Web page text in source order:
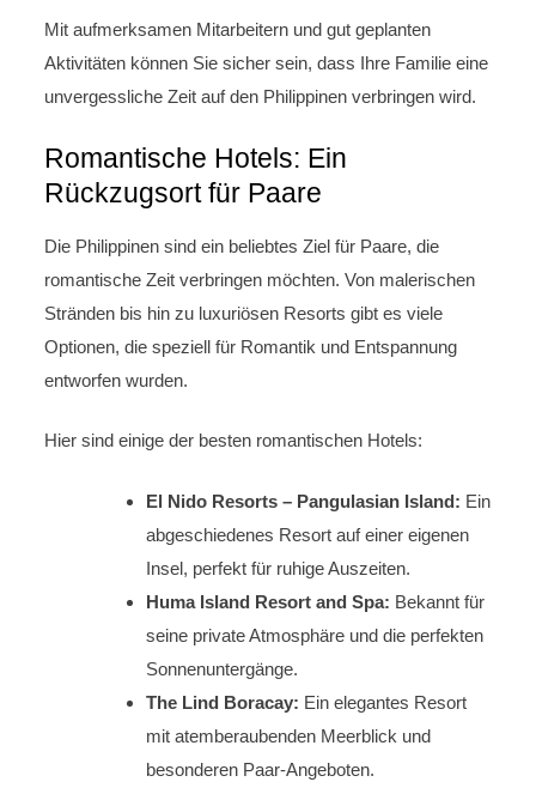
Mit aufmerksamen Mitarbeitern und gut geplanten
Aktivitäten können Sie sicher sein, dass Ihre Familie eine
unvergessliche Zeit auf den Philippinen verbringen wird.
Romantische Hotels: Ein
Rückzugsort für Paare
Die Philippinen sind ein beliebtes Ziel für Paare, die
romantische Zeit verbringen möchten. Von malerischen
Stränden bis hin zu luxuriösen Resorts gibt es viele
Optionen, die speziell für Romantik und Entspannung
entworfen wurden.
Hier sind einige der besten romantischen Hotels:
El Nido Resorts – Pangulasian Island: Ein
abgeschiedenes Resort auf einer eigenen
Insel, perfekt für ruhige Auszeiten.
Huma Island Resort and Spa: Bekannt für
seine private Atmosphäre und die perfekten
Sonnenuntergänge.
The Lind Boracay: Ein elegantes Resort
mit atemberaubenden Meerblick und
besonderen Paar-Angeboten.